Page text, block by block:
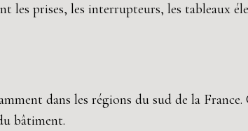
prises, les interrupteurs, les tableaux
dans les régions du sud de la
bâtiment.